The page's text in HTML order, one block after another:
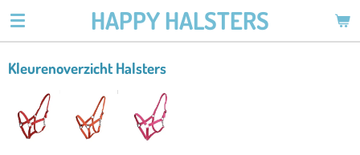
Ga
de
hoofdinhoud
HAPPY HALSTERS
Kleurenoverzicht Halsters